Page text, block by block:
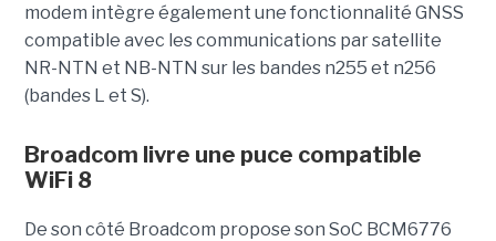
modem intègre également une fonctionnalité GNSS
compatible avec les communications par satellite
NR-NTN et NB-NTN sur les bandes n255 et n256
(bandes L et S).
Broadcom livre une puce compatible
WiFi 8
De son côté Broadcom propose son SoC BCM6776